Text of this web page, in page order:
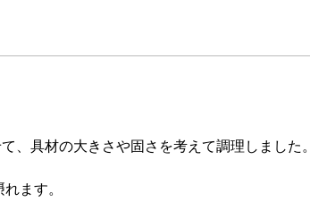
、具材の大きさや固さを考えて調理しました。
ます。